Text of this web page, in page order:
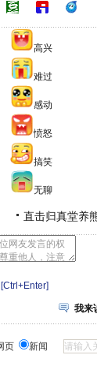
高兴
难过
感动
愤怒
搞笑
无聊
直击归真堂养
[Ctrl+Enter]
我来
页 新闻